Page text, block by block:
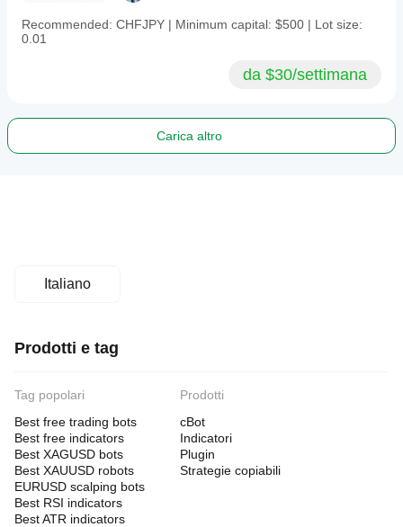
Recommended: CHFJPY | Minimum capital: $500 | Lot size:
0.01
da $30/settimana
Carica altro
Italiano
Prodotti e tag
Tag popolari
Best free trading bots
Best free indicators
Best XAGUSD bots
Best XAUUSD robots
EURUSD scalping bots
Best RSI indicators
Best ATR indicators
Prodotti
cBot
Indicatori
Plugin
Strategie copiabili